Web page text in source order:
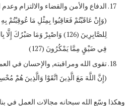
الدفاع والأمن والقضاء والالتزام وعدم
(وَإِنْ عَاقَبْتُمْ فَعَاقِبُوا بِمِثْلِ مَا عُوقِبْتُمْ
لِلصَّابِرِينَ (126) وَاصْبِرْ وَمَا
فِي ضَيْقٍ مِمَّا يَمْكُرُونَ (127)
تقوى الله ومراقبته, والإحسان في
(إِنَّ اللَّهَ مَعَ الَّذِينَ اتَّقَوْا وَالَّذِينَ هُمْ
وهكذا وسّع الله سبحانه مجالات العمل في